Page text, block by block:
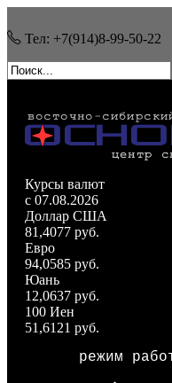
Тел: +7(914)8-99-50-22
Курсы валют
c 07.08.2026
Доллар США
81,4077 руб.
Евро
94,0585 руб.
Юань
12,0637 руб.
100 Иен
51,6121 руб.
режим